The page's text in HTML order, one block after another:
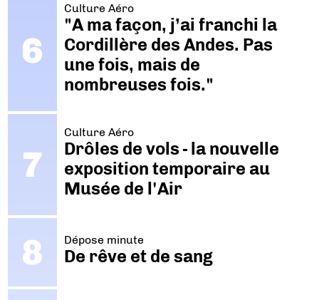
Culture Aéro
"A ma façon, j’ai franchi la
Cordillère des Andes. Pas
une fois, mais de
nombreuses fois."
Culture Aéro
Drôles de vols - la nouvelle
exposition temporaire au
Musée de l'Air
Dépose minute
De rêve et de sang